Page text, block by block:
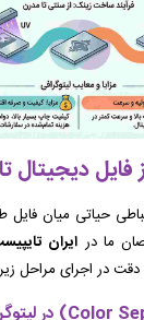
فایل دیجیتال
حیاتی میان
ما در ایران
دقت در اجرای مراحل